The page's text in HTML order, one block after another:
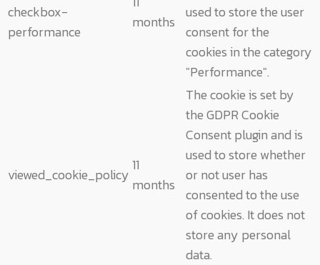
checkbox-
performance
months
used to store the user
consent for the
cookies in the category
"Performance".
viewed_cookie_policy
11
months
The cookie is set by
the GDPR Cookie
Consent plugin and is
used to store whether
or not user has
consented to the use
of cookies. It does not
store any personal
data.